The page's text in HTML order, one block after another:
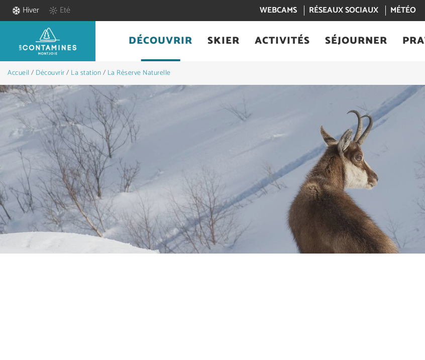
Hiver Eté WEBCAMS RÉSEAUX SOCIAUX MÉTÉO
DÉCOUVRIR SKIER ACTIVITÉS SÉJOURNER
Accueil / Découvrir/ La station/ La Réserve Naturelle